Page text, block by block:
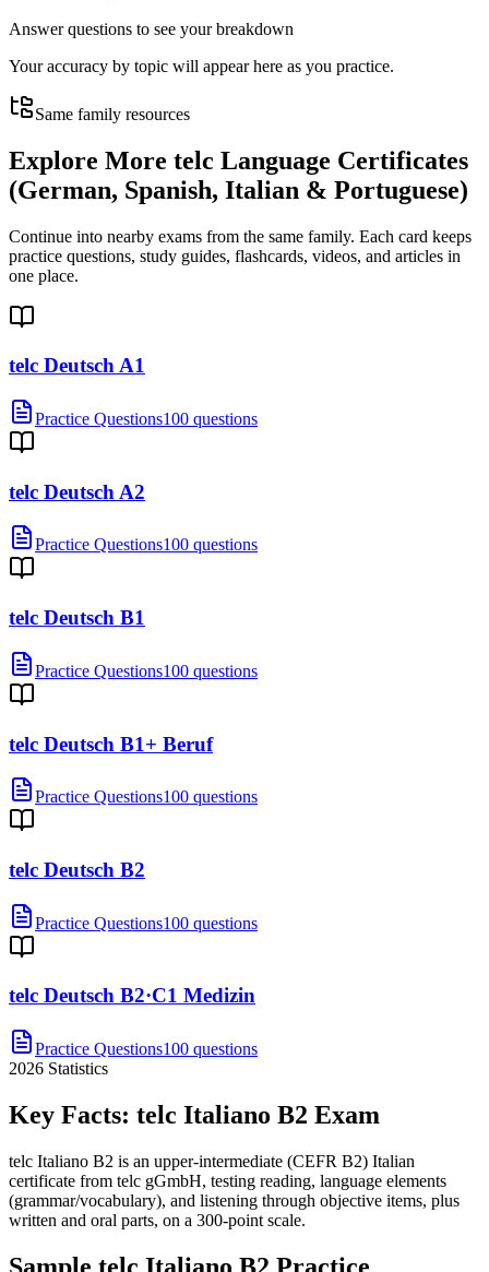
Answer questions to see your breakdown
Your accuracy by topic will appear here as you practice.
Same family resources
Explore More telc Language Certificates
(German, Spanish, Italian & Portuguese)
Continue into nearby exams from the same family. Each card keeps
practice questions, study guides, flashcards, videos, and articles in
one place.
telc Deutsch A1
Practice Questions100 questions
telc Deutsch A2
Practice Questions100 questions
telc Deutsch B1
Practice Questions100 questions
telc Deutsch B1+ Beruf
Practice Questions100 questions
telc Deutsch B2
Practice Questions100 questions
telc Deutsch B2·C1 Medizin
Practice Questions100 questions
2026 Statistics
Key Facts: telc Italiano B2 Exam
telc Italiano B2 is an upper-intermediate (CEFR B2) Italian
certificate from telc gGmbH, testing reading, language elements
(grammar/vocabulary), and listening through objective items, plus
written and oral parts, on a 300-point scale.